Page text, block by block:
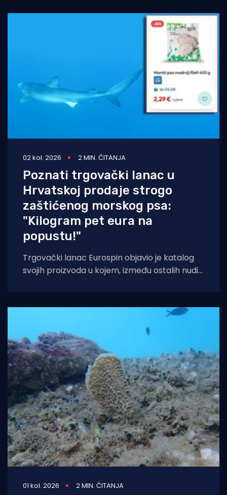
02 kol. 2026 2 MIN. ČITANJA
Poznati trgovački lanac u
Hrvatskoj prodaje strogo
zaštićenog morskog psa:
"Kilogram pet eura na
popustu!"
Trgovački lanac Eurospin objavio je katalog
svojih proizvoda u kojem, između ostalih nudi
01 kol. 2026 2 MIN. ČITANJA